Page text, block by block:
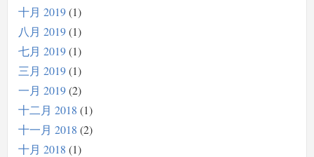
十月 2019 1
八月 2019 1
七月 2019 1
三月 2019 1
一月 2019 2
十二月 2018 1
十一月 2018 2
十月 2018 1